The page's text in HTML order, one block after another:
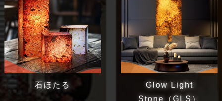
石ほたる
Glow Light
Stone（GLS）